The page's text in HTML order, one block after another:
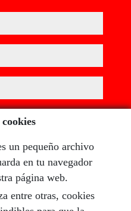
un pequeño archivo
en tu navegador
página web.
entre otras, cookies